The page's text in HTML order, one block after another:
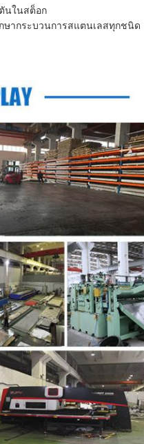
นในสต็อก
ากระบวนการสแตนเลสทุกชนิด